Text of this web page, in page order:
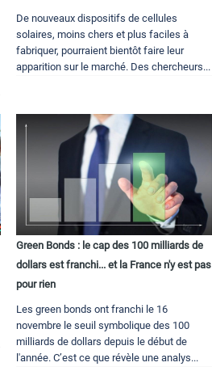
De nouveaux dispositifs de cellules
solaires, moins chers et plus faciles à
fabriquer, pourraient bientôt faire leur
apparition sur le marché. Des chercheurs...
Green Bonds : le cap des 100 milliards de
dollars est franchi... et la France n'y est pas
pour rien
Les green bonds ont franchi le 16
novembre le seuil symbolique des 100
milliards de dollars depuis le début de
l'année. C’est ce que révèle une analys...